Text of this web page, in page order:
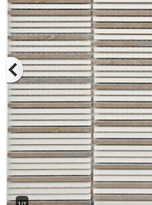
Betaş Cam
Betaş Cam
meslektaşlar
gönderdikten
vermeniz
bizlere